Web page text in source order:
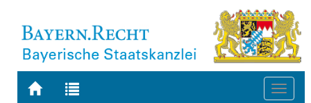
Zur
Zur
Toggle